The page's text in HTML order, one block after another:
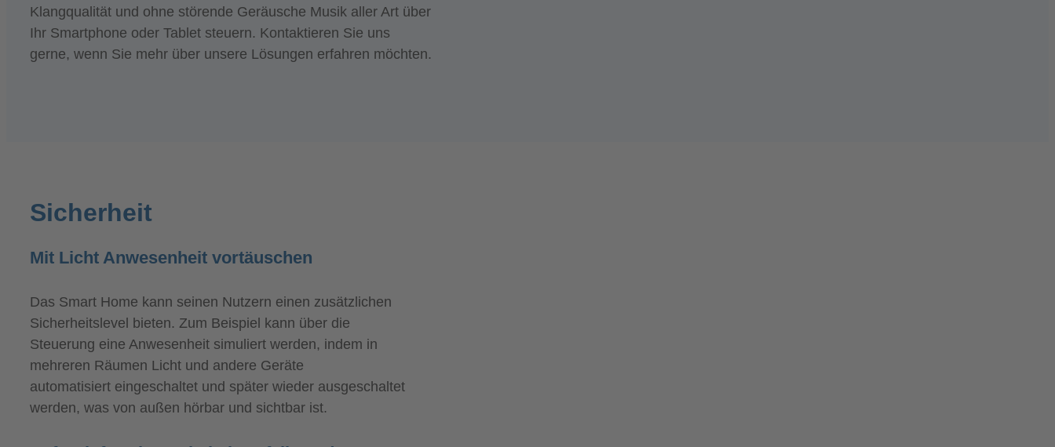
Klangqualität und ohne störende Geräusche Musik aller Art über
Ihr Smartphone oder Tablet steuern. Kontaktieren Sie uns
gerne, wenn Sie mehr über unsere Lösungen erfahren möchten.
Sicherheit
Mit Licht Anwesenheit vortäuschen
Das Smart Home kann seinen Nutzern einen zusätzlichen
Sicherheitslevel bieten. Zum Beispiel kann über die
Steuerung eine Anwesenheit simuliert werden, indem in
mehreren Räumen Licht und andere Geräte
automatisiert eingeschaltet und später wieder ausgeschaltet
werden, was von außen hörbar und sichtbar ist.